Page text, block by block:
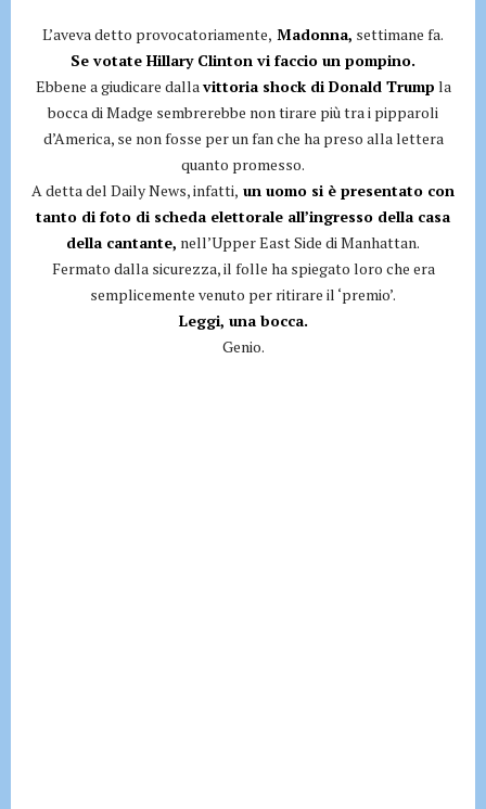
L’aveva detto provocatoriamente, Madonna, settimane fa.
Se votate Hillary Clinton vi faccio un pompino.
Ebbene a giudicare dallavittoria shock di Donald Trump la
bocca di Madge sembrerebbe non tirare più tra i pipparoli
d’America, se non fosse per un fan che ha preso alla lettera
quanto promesso.
A detta del Daily News, infatti, un uomo si è presentato con
tanto di foto di scheda elettorale all’ingresso della casa
della cantante, nell’Upper East Side di Manhattan.
Fermato dalla sicurezza, il folle ha spiegato loro che era
semplicemente venuto per ritirare il ‘premio’.
Leggi, una bocca.
Genio.